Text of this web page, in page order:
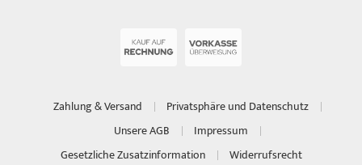
Zahlung & Versand
Privatsphäre und Datenschutz
Unsere AGB
Impressum
Gesetzliche Zusatzinformation
Widerrufsrecht